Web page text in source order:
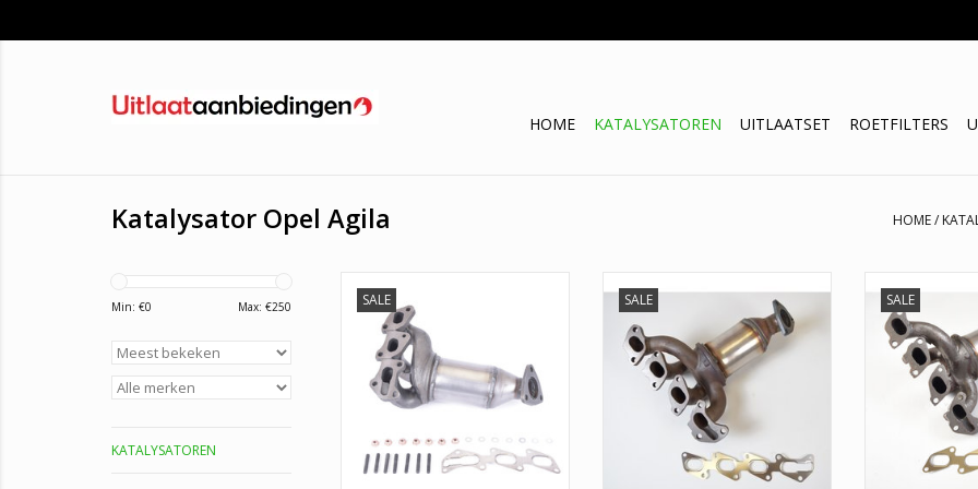
HOME KATALYSATOREN UITLAATSET ROETFILTERS
Katalysator Opel Agila HOME/
Min: €0 Max: €250
KATALYSATOREN
SALE
BM: BM91018H
Bosal: 099-460
EEC: VX6013T
Klarius: 321595
849170, 13106542, 24410080,
24459702, 55351943
SALE
BM: BM91019H
Bosal: 099-641
EEC: VX6027T
Klarius: 321594
OE: 849171, 849168, 849145,
24459705, 24434791, 24422982
Walker: 20699
Romax: 371074
SALE
Bosal:
TOEVOEGEN